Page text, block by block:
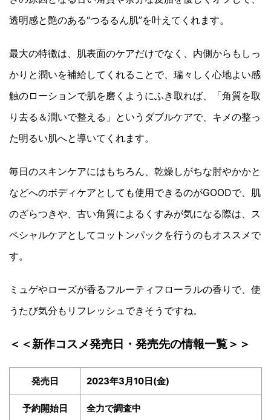
透明感と艶のある“つるるん肌”を叶えてくれます。
最大の特徴は、肌表面のケアだけでなく、内側からもしっ
かりと潤いを補給してくれることで、瑞々しく心地よい感
触のローションで肌を磨くようにふき取れば、「角質を取
り去る＆潤いで整える」というダブルケアで、キメの整っ
た明るい肌へと導いてくれます。
毎日のスキンケアにはもちろん、乾燥しがちな肘やかかと
などへのボディケアとしても使用できるのがGOODで、肌
のざらつきや、古い角質によるくすみが気になる際は、ス
ペシャルケアとしてコットンパックを行うのもオススメで
す。
ミュゲやローズが香るフルーティフローラルの香りで、使
うたび気分もリフレッシュできそうですね。
＜＜新作コスメ発売日・発売先の情報一覧＞＞
発売日 2023年3月10日(金)
予約開始日 全力で調査中